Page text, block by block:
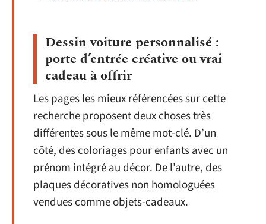
Dessin voiture personnalisé :
porte d’entrée créative ou vrai
cadeau à offrir
Les pages les mieux référencées sur cette
recherche proposent deux choses très
différentes sous le même mot-clé. D’un
côté, des coloriages pour enfants avec un
prénom intégré au décor. De l’autre, des
plaques décoratives non homologuées
vendues comme objets-cadeaux.